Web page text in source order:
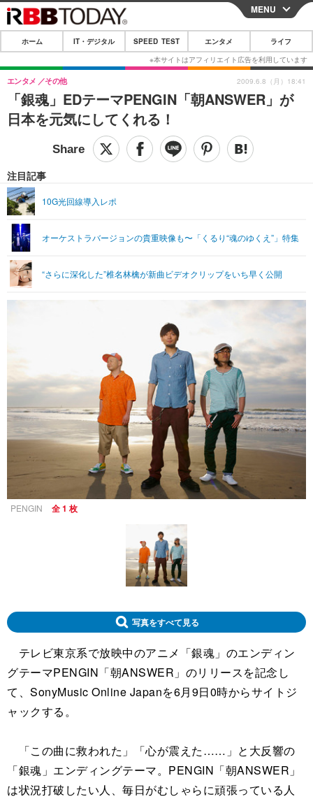
CLOSE
ホーム
IT・デジタル
IT・デジタルTOP スマートフォン
ショッピング その他
SPEED TEST
エンタメTOP 映画・ドラマ
グラビア ブログ
ショッピング その他
ライフTOP
リリース一覧
プッシュ通知の停止方法
MENU
ホーム IT・デジタル SPEED TEST エンタメ ライフ
「銀魂」EDテーマPENGIN「朝ANSWER」が
日本を元気にしてくれる！
エンタメ その他
注目記事
10G光回線導入レポ
オーケストラバージョンの貴重映像も〜「くるり“魂のゆくえ”」特集
“さらに深化した”椎名林檎が新曲ビデオクリップをいち早く公開
2009.6.8（月）18:41
PENGIN 全 1 枚
写真をすべて見る
テレビ東京系で放映中のアニメ「銀魂」のエンディン
グテーマPENGIN「朝ANSWER」のリリースを記念し
て、SonyMusic Online Japanを6月9日0時からサイトジ
ャックする。
「この曲に救われた」「心が震えた……」と大反響の
「銀魂」エンディングテーマ。PENGIN「朝ANSWER」
は状況打破したい人、毎日がむしゃらに頑張っている人